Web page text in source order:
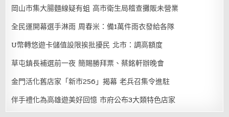
岡山市集大腸麵線疑有蛆 高市衛生局稽查攤販未營業
全民運開幕選手淋雨 周春米：備1萬件雨衣發給各隊
U幣轉悠遊卡儲值設限挨批擾民 北市：調高額度
草屯鎮長補選前一夜 簡賜勝拜票、蔡銘軒辦晚會
金門活化舊店家「新市256」揭幕 老兵召集令進駐
伴手禮化為高雄遊美好回憶 市府公布3大類特色店家